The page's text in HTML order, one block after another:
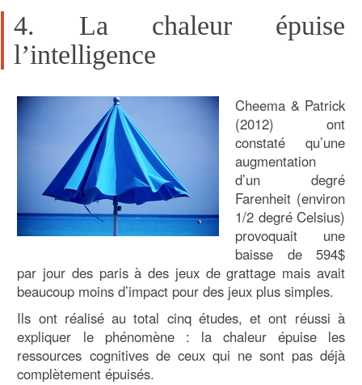
4. La chaleur épuise
l’intelligence
Cheema & Patrick
(2012) ont
constaté qu’une
augmentation
d’un degré
Farenheit (environ
1/2 degré Celsius)
provoquait une
baisse de 594$
par jour des paris à des jeux de grattage mais avait
beaucoup moins d’impact pour des jeux plus simples.
Ils ont réalisé au total cinq études, et ont réussi à
expliquer le phénomène : la chaleur épuise les
ressources cognitives de ceux qui ne sont pas déjà
complètement épuisés.